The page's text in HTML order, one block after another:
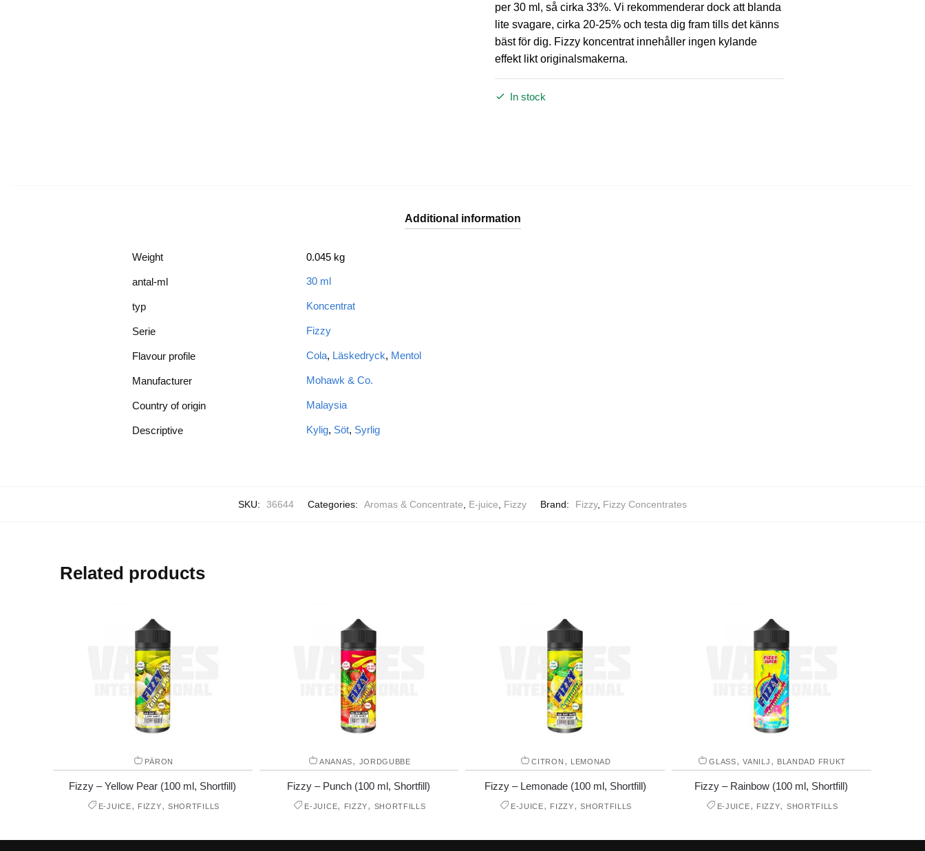
per 30 ml, så cirka 33%. Vi rekommenderar dock att blanda
lite svagare, cirka 20-25% och testa dig fram tills det känns
bäst för dig. Fizzy koncentrat innehåller ingen kylande
effekt likt originalsmakerna.
In stock
Additional information
Weight 0.045 kg
antal-ml 30 ml
typ Koncentrat
Serie Fizzy
Flavour profile Cola, Läskedryck, Mentol
Manufacturer Mohawk & Co.
Country of origin Malaysia
Descriptive Kylig, Söt, Syrlig
SKU: 36644 Categories: Aromas & Concentrate E-juice Fizzy Brand: Fizzy, Fizzy Concentrates
Related products
PÄRON
Fizzy – Yellow Pear (100 ml, Shortfill)
E-JUICE, FIZZY, SHORTFILLS
ANANAS, JORDGUBBE
Fizzy – Punch (100 ml, Shortfill)
E-JUICE, FIZZY, SHORTFILLS
CITRON , LEMONAD
Fizzy – Lemonade (100 ml, Shortfill)
E-JUICE, FIZZY,SHORTFILLS
GLASS,VANILJ , BLANDAD FRUKT
Fizzy – Rainbow (100 ml, Shortfill)
E-JUICE, FIZZY, SHORTFILLS